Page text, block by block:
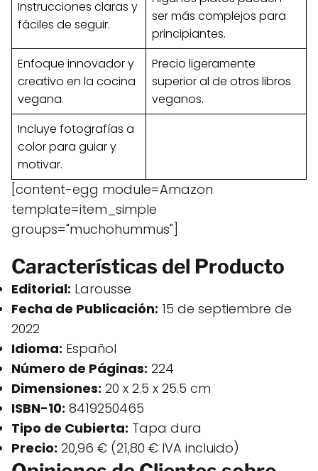
Instrucciones claras y
fáciles de seguir.
ser más complejos para
principiantes.
Enfoque innovador y
creativo en la cocina
vegana.
Precio ligeramente
superior al de otros libros
veganos.
Incluye fotografías a
color para guiar y
motivar.
[content-egg module=Amazon
template=item_simple
groups="muchohummus"]
Características del Producto
Editorial: Larousse
Fecha de Publicación: 15 de septiembre de
2022
Idioma: Español
Número de Páginas: 224
Dimensiones: 20 x 2.5 x 25.5 cm
ISBN-10: 8419250465
Tipo de Cubierta: Tapa dura
Precio: 20,96 € (21,80 € IVA incluido)